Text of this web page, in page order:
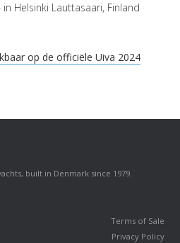
Helsinki Lauttasaari, Finland
op de officiële Uiva 2024
built in Denmark since 1979.
Terms of Sale
Privacy Policy